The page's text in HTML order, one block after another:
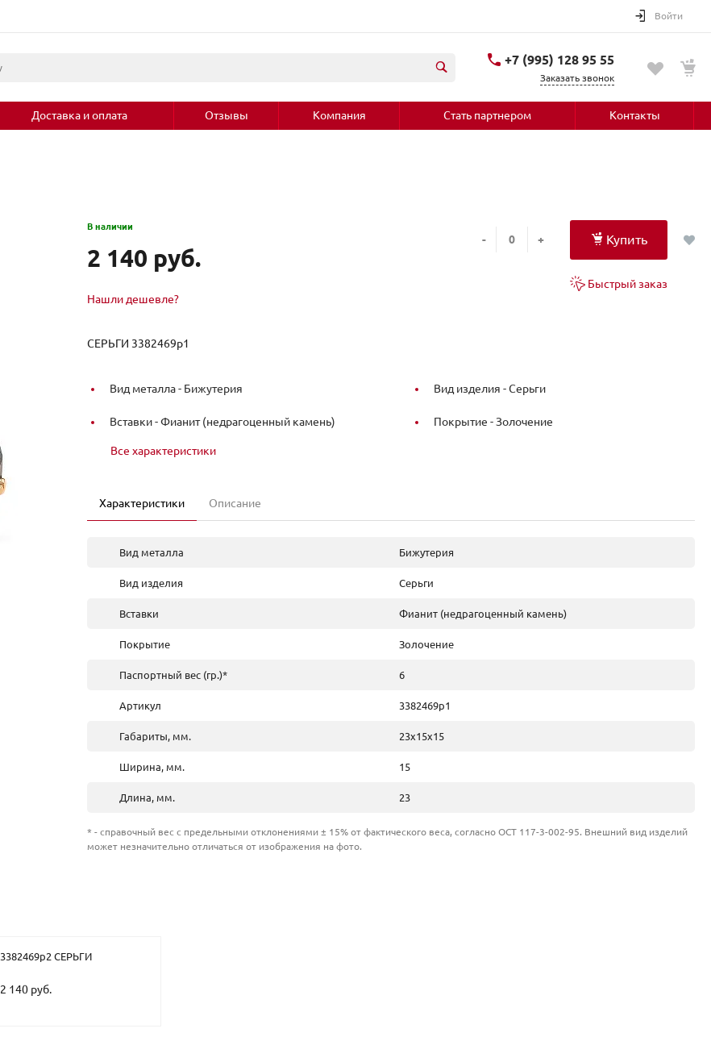
Войти
+7 (995) 128 95 55
Заказать звонок
Доставка и оплата Отзывы Компания Стать партнером Контакты
В наличии
2 140 руб.
Нашли дешевле?
- + Купить
Быстрый заказ
СЕРЬГИ 3382469р1
Вид металла - Бижутерия Вид изделия -Серьги
Вставки -Фианит (недрагоценный камень) Покрытие -Золочение
Все характеристики
Характеристики Описание
Вид металла Бижутерия
Вид изделия Серьги
Вставки Фианит (недрагоценный камень)
Покрытие Золочение
Паспортный вес (гр.)* 6
Артикул 3382469р1
Габариты, мм. 23х15х15
Ширина, мм. 15
Длина, мм. 23
* - справочный вес с предельными отклонениями ± 15% от фактического веса, согласно ОСТ 117-3-002-95. Внешний вид изделий
может незначительно отличаться от изображения на фото.
3382469р2 СЕРЬГИ
2 140 руб.